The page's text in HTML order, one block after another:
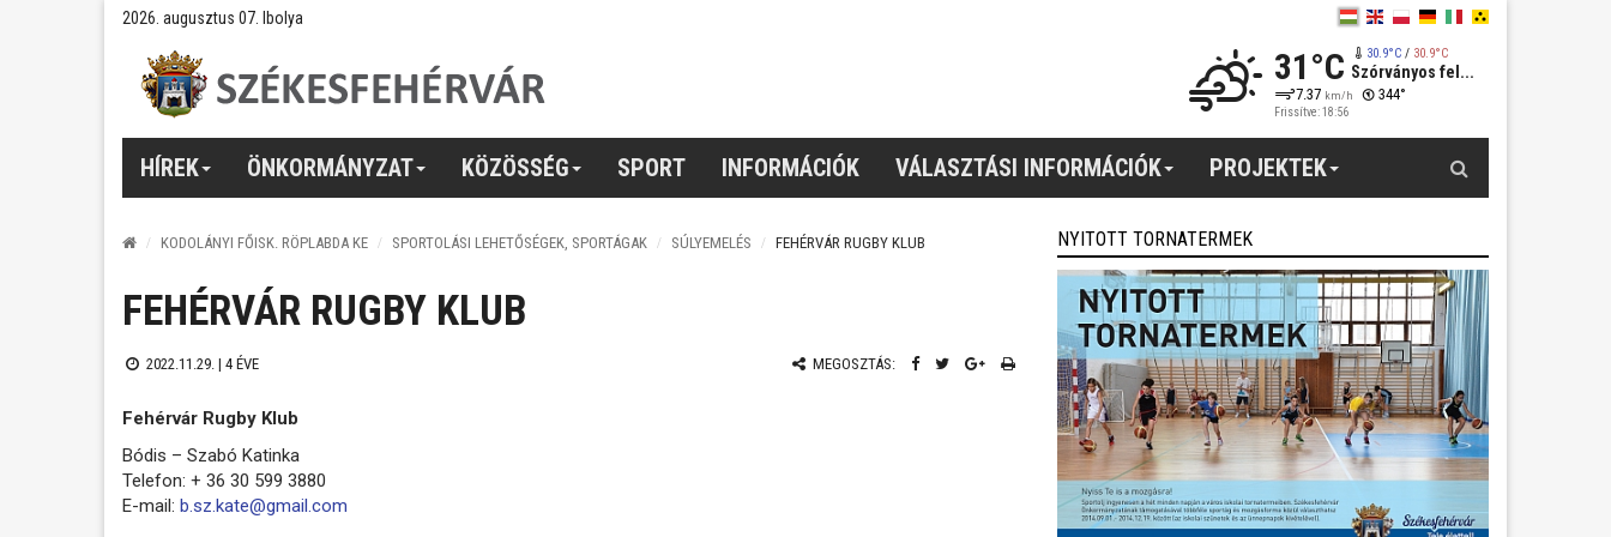
2026. augusztus 07. Ibolya
31°C 30.9°C/ 30.9°C
Szórványos fel...
7.37 km/h 344°
Frissítve: 18:56
HÍREK ÖNKORMÁNYZAT KÖZÖSSÉG SPORT INFORMÁCIÓK VÁLASZTÁSI INFORMÁCIÓK PROJEKTEK
KODOLÁNYI FŐISK. RÖPLABDA KE SPORTOLÁSI LEHETŐSÉGEK, SPORTÁGAK SÚLYEMELÉS FEHÉRVÁR RUGBY KLUB
FEHÉRVÁR RUGBY KLUB
2022.11.29. | 4 ÉVE MEGOSZTÁS:
Fehérvár Rugby Klub
Bódis – Szabó Katinka
Telefon: + 36 30 599 3880
E-mail: b.sz.kate@gmail.com
NYITOTT TORNATERMEK